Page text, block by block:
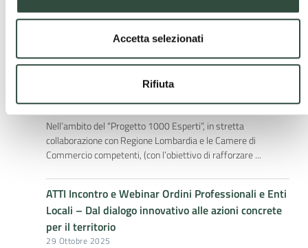
Accetta selezionati
Rifiuta
“Quaderno delle Buone Pratiche”, uno strumento pensato per
accompagnare amministratori, tecnici ...
Procedure di Accreditamento dei SUAP –
disponibili Slide esplicative a supporto degli ENTI
3 Novembre 2025
Nell’ambito del “Progetto 1000 Esperti”, in stretta
collaborazione con Regione Lombardia e le Camere di
Commercio competenti, (con l’obiettivo di rafforzare ...
ATTI Incontro e Webinar Ordini Professionali e Enti
Locali – Dal dialogo innovativo alle azioni concrete
per il territorio
29 Ottobre 2025